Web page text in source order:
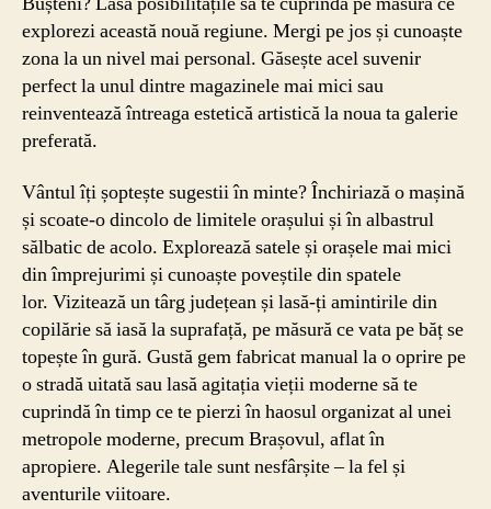
explorezi această nouă regiune. Mergi pe jos și cunoaște
zona la un nivel mai personal. Găsește acel suvenir
perfect la unul dintre magazinele mai mici sau
reinventează întreaga estetică artistică la noua ta galerie
preferată.
Vântul îți șoptește sugestii în minte? Închiriază o mașină
și scoate-o dincolo de limitele orașului și în albastrul
sălbatic de acolo. Explorează satele și orașele mai mici
din împrejurimi și cunoaște poveștile din spatele
lor. Vizitează un târg județean și lasă-ți amintirile din
copilărie să iasă la suprafață, pe măsură ce vata pe băț se
topește în gură. Gustă gem fabricat manual la o oprire pe
o stradă uitată sau lasă agitația vieții moderne să te
cuprindă în timp ce te pierzi în haosul organizat al unei
metropole moderne, precum Brașovul, aflat în
apropiere. Alegerile tale sunt nesfârșite – la fel și
aventurile viitoare.